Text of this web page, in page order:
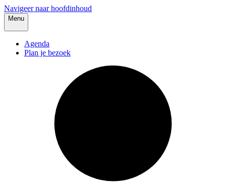
Navigeer naar hoofdinhoud
Menu
Agenda
Plan je bezoek